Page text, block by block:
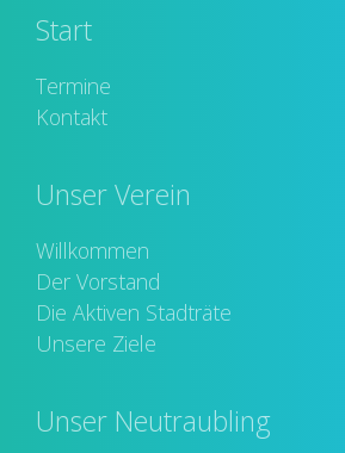
Start
Termine
Kontakt
Unser Verein
Willkommen
Der Vorstand
Die Aktiven Stadträte
Unsere Ziele
Unser Neutraubling